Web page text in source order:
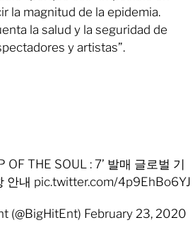
la magnitud de la epidemia.
la salud y la seguridad de
y artistas”.
THE SOUL : 7’ 발매 글로벌 기
안내 pic.twitter.com/4p9EhBo6YJ
(@BigHitEnt) February 23, 2020